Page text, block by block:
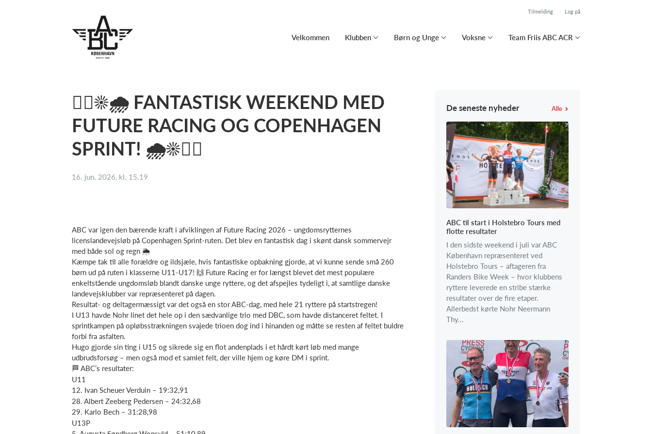
Tilmelding Log på
Velkommen Klubben Børn og Unge Voksne Team Friis ABC ACR
🚴‍♂️☀️🌧️ FANTASTISK WEEKEND MED
FUTURE RACING OG COPENHAGEN
SPRINT! 🌧️☀️🚴‍♀️
16. jun. 2026, kl. 15.19
ABC var igen den bærende kraft i afviklingen af Future Racing 2026 – ungdomsrytternes
licenslandevejsløb på Copenhagen Sprint-ruten. Det blev en fantastisk dag i skønt dansk sommervejr
med både sol og regn 🌦️
Kæmpe tak til alle forældre og ildsjæle, hvis fantastiske opbakning gjorde, at vi kunne sende små 260
børn ud på ruten i klasserne U11-U17! 🙌 Future Racing er for længst blevet det mest populære
enkeltstående ungdomsløb blandt danske unge ryttere, og det afspejles tydeligt i, at samtlige danske
landevejsklubber var repræsenteret på dagen.
Resultat- og deltagermæssigt var det også en stor ABC-dag, med hele 21 ryttere på startstregen!
I U13 havde Nohr linet det hele op i den sædvanlige trio med DBC, som havde distanceret feltet. I
sprintkampen på opløbsstrækningen svajede trioen dog ind i hinanden og måtte se resten af feltet buldre
forbi fra asfalten.
Hugo gjorde sin ting i U15 og sikrede sig en flot andenplads i et hårdt kørt løb med mange
udbrudsforsøg – men også mod et samlet felt, der ville hjem og køre DM i sprint.
🏁 ABC’s resultater:
U11
12. Ivan Scheuer Verduin – 19:32,91
28. Albert Zeeberg Pedersen – 24:32,68
29. Karlo Bech – 31:28,98
U13P
De seneste nyheder Alle
ABC til start i Holstebro Tours med
flotte resultater
I den sidste weekend i juli var ABC
København repræsenteret ved
Holstebro Tours – aftageren fra
Randers Bike Week – hvor klubbens
ryttere leverede en stribe stærke
resultater over de fire etaper.
Allerbedst kørte Nohr Neermann
Thy...